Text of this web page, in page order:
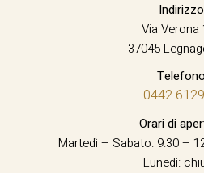
Indirizzo
Via Verona
37045
Telefono
0442
Orari di
Martedì – Sabato: 9:30 –
Lunedì: